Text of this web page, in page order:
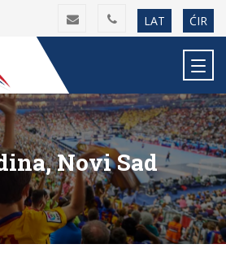
LAT ĆIR
Novi Sad